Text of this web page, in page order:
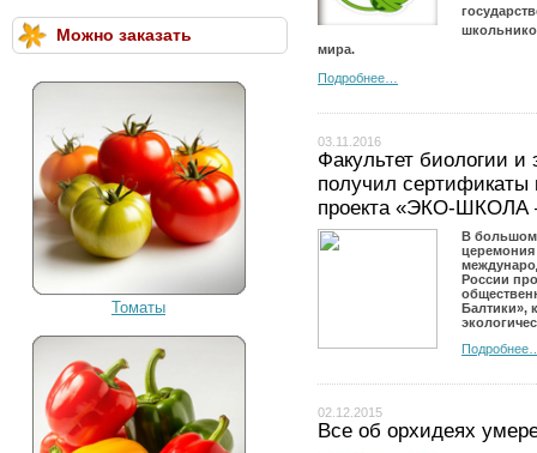
Можно заказать
Томаты
мира.
Подробнее…
03.11.2016
Факультет биологии
получил сертификаты
проекта «ЭКО-ШКОЛА
В большом
церемония
России
Балтики»,
02.12.2015
Все об орхидеях